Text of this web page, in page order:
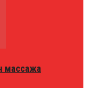
массажа